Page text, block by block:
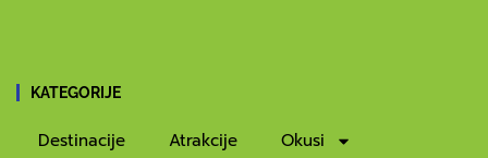
KATEGORIJE
Destinacije Atrakcije
Okusi